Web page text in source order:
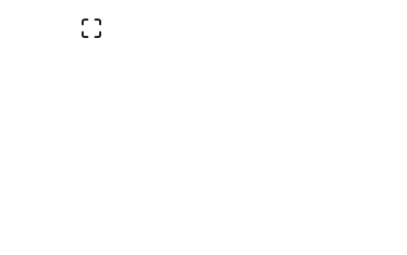
Ver en pantalla completa